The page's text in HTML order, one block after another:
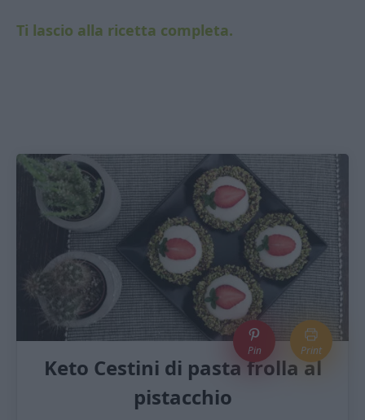
Ti lascio alla ricetta completa.
Pin Print
Keto Cestini di pasta frolla al
pistacchio